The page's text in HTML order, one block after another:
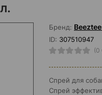
Бренд:
ID: 307510947
(0
Спрей для
Спрей